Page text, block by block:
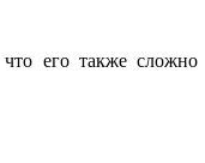
его также